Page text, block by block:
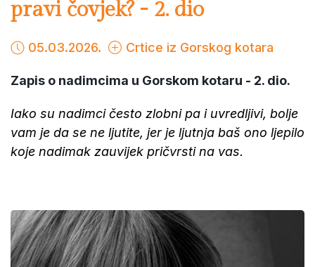
pravi čovjek? - 2. dio
05.03.2026. Crtice iz Gorskog kotara
Zapis o nadimcima u Gorskom kotaru - 2. dio.
Iako su nadimci često zlobni pa i uvredljivi, bolje
vam je da se ne ljutite, jer je ljutnja baš ono ljepilo
koje nadimak zauvijek pričvrsti na vas.